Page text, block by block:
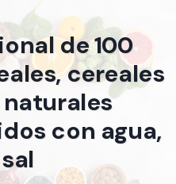
de 100
cereales
con agua,